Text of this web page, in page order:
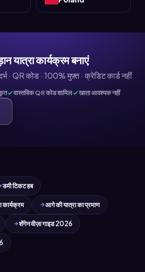
यात्रा कार्यक्रम बनाएं
· QR कोड · 100% मुफ़्त · क्रेडिट कार्ड नहीं
वास्तविक QR कोड शामिल खाता आवश्यक नहीं
डमी टिकट हब
कार्यक्रम आगे की यात्रा का प्रमाण
शेंगेन वीज़ा गाइड 2026